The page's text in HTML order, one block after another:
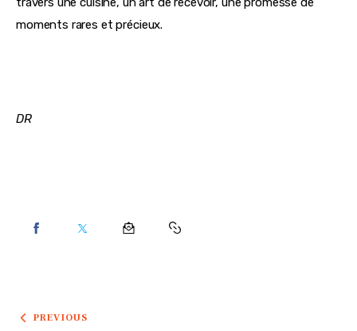
moments rares et précieux.
DR
PREVIOUS